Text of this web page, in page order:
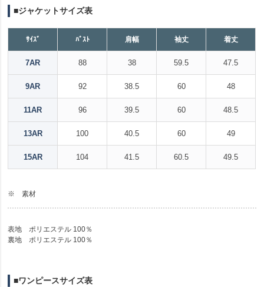
■ジャケットサイズ表
ｻｲｽﾞ ﾊﾞｽﾄ 肩幅 袖丈 着丈
7AR 88 38 59.5 47.5
9AR 92 38.5 60 48
11AR 96 39.5 60 48.5
13AR 100 40.5 60 49
15AR 104 41.5 60.5 49.5
※ 素材
表地 ポリエステル 100％
裏地 ポリエステル 100％
■ワンピースサイズ表